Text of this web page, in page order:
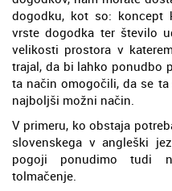
dogodku, kot so: koncept
vrste dogodka ter število
velikosti prostora v
trajal, da bi lahko ponudbo
ta način omogočili, da se
najboljši možni način.
V primeru, ko obstaja
slovenskega v angleški
pogoji ponudimo tudi
tolmačenje.